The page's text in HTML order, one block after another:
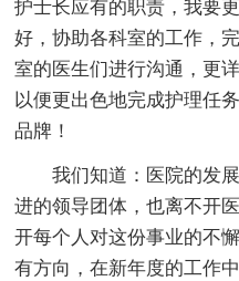
护士长应有的职责，我要
好，协助各科室的工作，
室的医生们进行沟通，更
以便更出色地完成护理任
品牌！
我们知道：医院的发
进的领导团体，也离不开
开每个人对这份事业的不
有方向，在新年度的工作